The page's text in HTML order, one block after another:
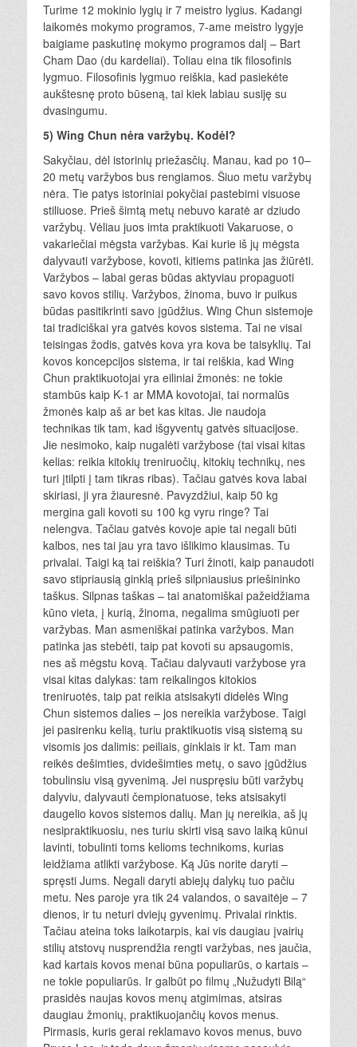
Turime 12 mokinio lygių ir 7 meistro lygius. Kadangi
laikomės mokymo programos, 7-ame meistro lygyje
baigiame paskutinę mokymo programos dalį – Bart
Cham Dao (du kardeliai). Toliau eina tik filosofinis
lygmuo. Filosofinis lygmuo reiškia, kad pasiekėte
aukštesnę proto būseną, tai kiek labiau susiję su
dvasingumu.
5) Wing Chun nėra varžybų. Kodėl?
Sakyčiau, dėl istorinių priežasčių. Manau, kad po 10–
20 metų varžybos bus rengiamos. Šiuo metu varžybų
nėra. Tie patys istoriniai pokyčiai pastebimi visuose
stiliuose. Prieš šimtą metų nebuvo karatė ar dziudo
varžybų. Vėliau juos imta praktikuoti Vakaruose, o
vakariečiai mėgsta varžybas. Kai kurie iš jų mėgsta
dalyvauti varžybose, kovoti, kitiems patinka jas žiūrėti.
Varžybos – labai geras būdas aktyviau propaguoti
savo kovos stilių. Varžybos, žinoma, buvo ir puikus
būdas pasitikrinti savo įgūdžius. Wing Chun sistemoje
tai tradiciškai yra gatvės kovos sistema. Tai ne visai
teisingas žodis, gatvės kova yra kova be taisyklių. Tai
kovos koncepcijos sistema, ir tai reiškia, kad Wing
Chun praktikuotojai yra eiliniai žmonės: ne tokie
stambūs kaip K-1 ar MMA kovotojai, tai normalūs
žmonės kaip aš ar bet kas kitas. Jie naudoja
technikas tik tam, kad išgyventų gatvės situacijose.
Jie nesimoko, kaip nugalėti varžybose (tai visai kitas
kelias: reikia kitokių treniruočių, kitokių technikų, nes
turi įtilpti į tam tikras ribas). Tačiau gatvės kova labai
skiriasi, ji yra žiauresnė. Pavyzdžiui, kaip 50 kg
mergina gali kovoti su 100 kg vyru ringe? Tai
nelengva. Tačiau gatvės kovoje apie tai negali būti
kalbos, nes tai jau yra tavo išlikimo klausimas. Tu
privalai. Taigi ką tai reiškia? Turi žinoti, kaip panaudoti
savo stipriausią ginklą prieš silpniausius priešininko
taškus. Silpnas taškas – tai anatomiškai pažeidžiama
kūno vieta, į kurią, žinoma, negalima smūgiuoti per
varžybas. Man asmeniškai patinka varžybos. Man
patinka jas stebėti, taip pat kovoti su apsaugomis,
nes aš mėgstu kovą. Tačiau dalyvauti varžybose yra
visai kitas dalykas: tam reikalingos kitokios
treniruotės, taip pat reikia atsisakyti didelės Wing
Chun sistemos dalies – jos nereikia varžybose. Taigi
jei pasirenku kelią, turiu praktikuotis visą sistemą su
visomis jos dalimis: peiliais, ginklais ir kt. Tam man
reikės dešimties, dvidešimties metų, o savo įgūdžius
tobulinsiu visą gyvenimą. Jei nuspręsiu būti varžybų
dalyviu, dalyvauti čempionatuose, teks atsisakyti
daugelio kovos sistemos dalių. Man jų nereikia, aš jų
nesipraktikuosiu, nes turiu skirti visą savo laiką kūnui
lavinti, tobulinti toms kelioms technikoms, kurias
leidžiama atlikti varžybose. Ką Jūs norite daryti –
spręsti Jums. Negali daryti abiejų dalykų tuo pačiu
metu. Nes paroje yra tik 24 valandos, o savaitėje – 7
dienos, ir tu neturi dviejų gyvenimų. Privalai rinktis.
Tačiau ateina toks laikotarpis, kai vis daugiau įvairių
stilių atstovų nusprendžia rengti varžybas, nes jaučia,
kad kartais kovos menai būna populiarūs, o kartais –
ne tokie populiarūs. Ir galbūt po filmų „Nužudyti Bilą“
prasidės naujas kovos menų atgimimas, atsiras
daugiau žmonių, praktikuojančių kovos menus.
Pirmasis, kuris gerai reklamavo kovos menus, buvo